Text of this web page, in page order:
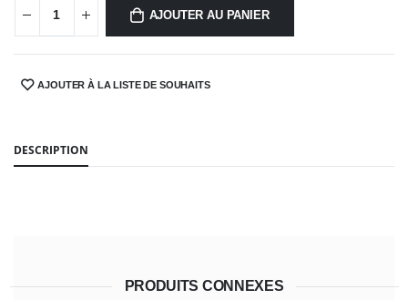
AJOUTER AU PANIER
SHARE:AJOUTER À LA LISTE DE SOUHAITS
DESCRIPTION
PRODUITS CONNEXES